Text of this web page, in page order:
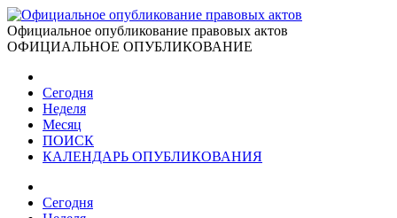
Официальное опубликование правовых актов
ОФИЦИАЛЬНОЕ ОПУБЛИКОВАНИЕ
Сегодня
Неделя
Месяц
ПОИСК
КАЛЕНДАРЬ ОПУБЛИКОВАНИЯ
Сегодня